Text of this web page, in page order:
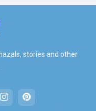
stories and other